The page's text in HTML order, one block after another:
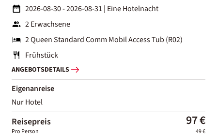
2026-08-30 - 2026-08-31 | Eine Hotelnacht
2 Erwachsene
2 Queen Standard Comm Mobil Access Tub (R02)
Frühstück
ANGEBOTSDETAILS
Eigenanreise
Nur Hotel
Reisepreis 97 €
Pro Person 49 €